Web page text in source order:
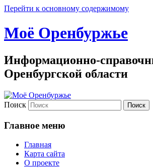
Перейти к основному содержимому
Моё Оренбуржье
Информационно-
Оренбургской области
Поиск
Главное меню
Главная
Карта сайта
О проекте